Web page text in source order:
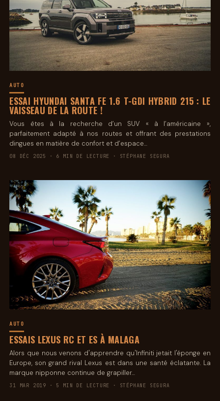
AUTO
ESSAI HYUNDAI SANTA FE 1.6 T-GDI HYBRID 215 : LE
VAISSEAU DE LA ROUTE !
Vous êtes à la recherche d’un SUV « à l’américaine »,
parfaitement adapté à nos routes et offrant des prestations
dingues en matière de confort et d’espace…
08 DÉC 2025 · 6 MIN DE LECTURE · STÉPHANE SEGURA
AUTO
ESSAIS LEXUS RC ET ES À MALAGA
Alors que nous venons d'apprendre qu'Infiniti jetait l'éponge en
Europe, son grand rival Lexus est dans une santé éclatante. La
marque nipponne continue de grapiller…
31 MAR 2019 · 5 MIN DE LECTURE · STÉPHANE SEGURA